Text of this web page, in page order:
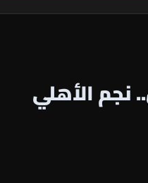
التتش.. نجم الأهلي